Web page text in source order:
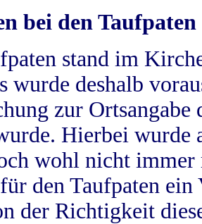
bei den Taufpaten
stand im
wurde deshalb
zur
Hierbei wurde
wohl nicht
den Taufpaten
der Richtigkeit